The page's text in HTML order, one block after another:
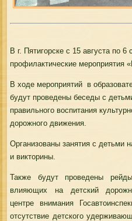
В г. Пятигорске с 15 августа по 6
профилактические мероприятия
В ходе мероприятий в
будут проведены беседы с
правильного воспитания
дорожного движения.
Организованы занятия с детьми
и викторины.
Также будут проведены
влияющих на детский
центре внимания
отсутствие детского